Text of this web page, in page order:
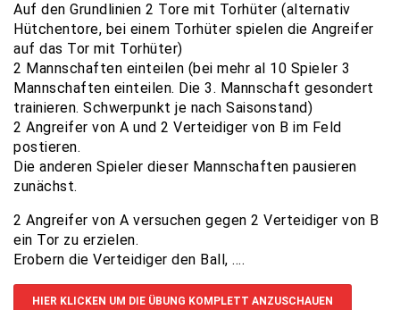
Auf den Grundlinien 2 Tore mit Torhüter (alternativ
Hütchentore, bei einem Torhüter spielen die Angreifer
auf das Tor mit Torhüter)
2 Mannschaften einteilen (bei mehr al 10 Spieler 3
Mannschaften einteilen. Die 3. Mannschaft gesondert
trainieren. Schwerpunkt je nach Saisonstand)
2 Angreifer von A und 2 Verteidiger von B im Feld
postieren.
Die anderen Spieler dieser Mannschaften pausieren
zunächst.
2 Angreifer von A versuchen gegen 2 Verteidiger von B
ein Tor zu erzielen.
Erobern die Verteidiger den Ball, ….
HIER KLICKEN UM DIE ÜBUNG KOMPLETT ANZUSCHAUEN